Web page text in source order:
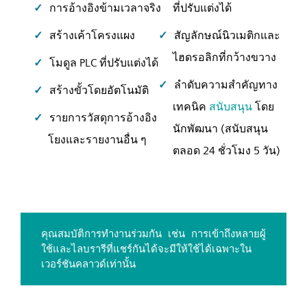
การอ้างอิงข้ามเวลาจริง
สร้างเค้าโครงแผง
โมดูล PLC ที่ปรับแต่งได้
สร้างขั้วโดยอัตโนมัติ
รายการวัสดุการอ้างอิง
โยงและรายงานอื่น ๆ
ที่ปรับแต่งได้
สัญลักษณ์นิวเมติกและ
ไฮดรอลิกที่กว้างขวาง
ลำดับความสำคัญทาง
เทคนิค สนับสนุน โดย
นักพัฒนา (สนับสนุน
ตลอด 24 ชั่วโมง 5 วัน)
คุณสมบัติการทำงานร่วมกัน เช่น การเข้าถึงหลายผู้
ใช้และไลบรารีที่แชร์กันได้จะมีให้ใช้ได้เฉพาะใน
เวอร์ชันคลาวด์เท่านั้น